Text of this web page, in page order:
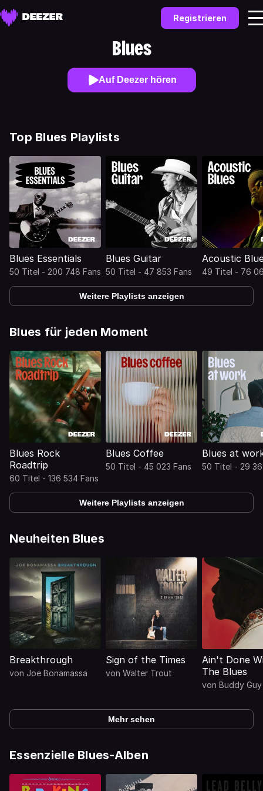
Registrieren
Blues
Auf Deezer hören
Top Blues Playlists
Blues Essentials
50 Titel - 200 748 Fans
Blues Guitar
50 Titel - 47 853 Fans
Acoustic
49 Titel - 76
Weitere Playlists anzeigen
Blues für jeden Moment
Blues Rock
Roadtrip
60 Titel - 136 534 Fans
Blues Coffee
50 Titel - 45 023 Fans
Blues at
50 Titel - 29
Weitere Playlists anzeigen
Neuheiten Blues
Breakthrough
von Joe Bonamassa
Sign of the Times
von Walter Trout
Ain't Done
The Blues
von Buddy Guy
Mehr sehen
Essenzielle Blues-Alben